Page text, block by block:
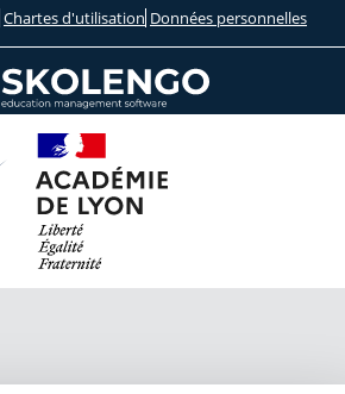
Chartes d'utilisation Données personnelles